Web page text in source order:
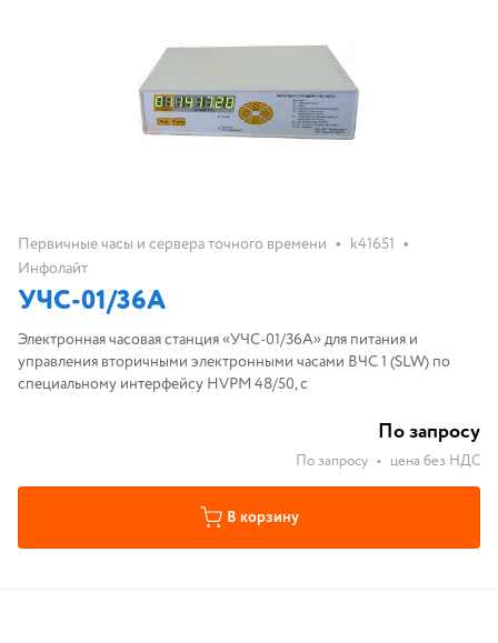
Первичные часы и сервера точного времени • k41651 •
Инфолайт
УЧС-01/36А
Электронная часовая станция «УЧС-01/36А» для питания и
управления вторичными электронными часами ВЧС 1 (SLW) по
специальному интерфейсу HVPM 48/50, с
По запросу
По запросу • цена без НДС
В корзину